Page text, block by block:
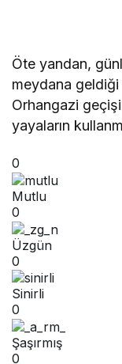
Öte yandan,
meydana
Orhangazi
yayaların
0
Mutlu
0
Üzgün
0
Sinirli
0
Şaşırmış
0